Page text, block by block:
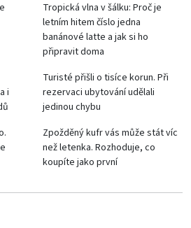
Tropická vlna v šálku: Proč je
letním hitem číslo jedna
banánové latte a jak si ho
připravit doma
i
Turisté přišli o tisíce korun. Při
rezervaci ubytování udělali
jedinou chybu
Zpožděný kufr vás může stát víc
než letenka. Rozhoduje, co
koupíte jako první